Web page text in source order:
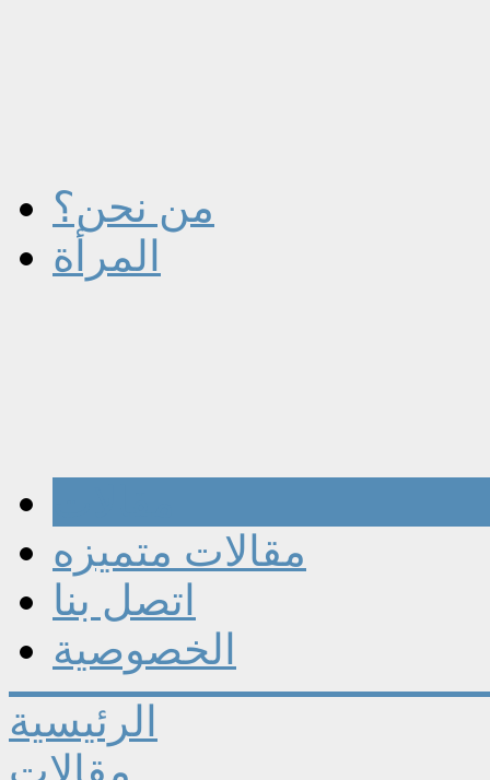
من نحن؟
المرأة
مقالات متميزه
اتصل بنا
الخصوصية
الرئيسية